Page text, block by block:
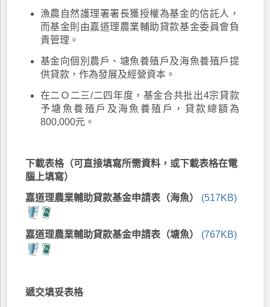
漁農自然護理署署長獲授權為基金的信託人，
而基金則由嘉道理農業輔助貸款基金委員會負
責管理。
基金向個別農戶、塘魚養殖戶及海魚養殖戶提
供貸款，作為發展及經營資本。
在二Ｏ二三/二四年度，基金合共批出4宗貸款
予塘魚養殖戶及海魚養殖戶，貸款總額為
800,000元。
下載表格（可直接填寫所需資料，或下載表格在電
腦上填寫）
嘉道理農業輔助貸款基金申請表（海魚） (517KB)
嘉道理農業輔助貸款基金申請表（塘魚） (767KB)
遞交填妥表格